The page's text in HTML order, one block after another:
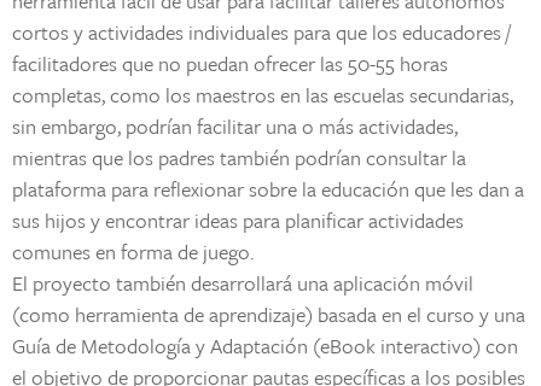
cortos y actividades individuales para que los educadores /
facilitadores que no puedan ofrecer las 50-55 horas
completas, como los maestros en las escuelas secundarias,
sin embargo, podrían facilitar una o más actividades,
mientras que los padres también podrían consultar la
plataforma para reflexionar sobre la educación que les dan a
sus hijos y encontrar ideas para planificar actividades
comunes en forma de juego.
El proyecto también desarrollará una aplicación móvil
(como herramienta de aprendizaje) basada en el curso y una
Guía de Metodología y Adaptación (eBook interactivo) con
el objetivo de proporcionar pautas específicas a los posibles